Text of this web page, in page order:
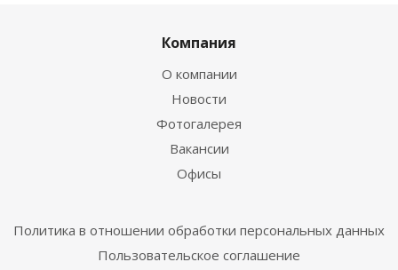
Компания
О компании
Новости
Фотогалерея
Вакансии
Офисы
Политика в отношении обработки персональных данных
Пользовательское соглашение